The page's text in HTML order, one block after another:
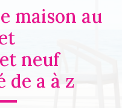
neuf
de a à z